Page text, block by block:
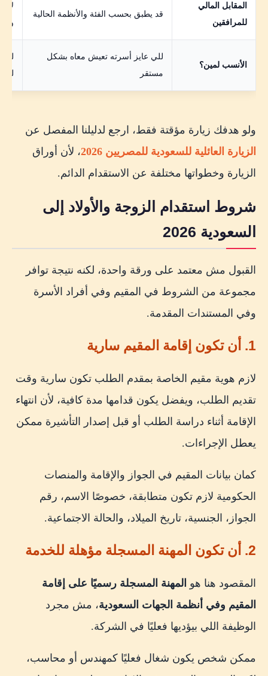
المقابل المالي
للمرافقين
قد يطبق بحسب الفئة والأنظمة الحالية
لا
الأنسب لمين؟
للي عايز أسرته تعيش معاه بشكل
مستقر
ولو هدفك زيارة مؤقتة فقط، ارجع لدليلنا المفصل عن
الزيارة العائلية للسعودية للمصريين 2026
، لأن أوراق
الزيارة وخطواتها مختلفة عن الاستقدام الدائم.
شروط استقدام الزوجة والأولاد إلى
السعودية 2026
القبول مش معتمد على ورقة واحدة، لكنه نتيجة توافر
مجموعة من الشروط في المقيم وفي أفراد الأسرة
وفي المستندات المقدمة.
1. أن تكون إقامة المقيم سارية
لازم هوية مقيم الخاصة بمقدم الطلب تكون سارية وقت
تقديم الطلب، ويفضل يكون قدامها مدة كافية، لأن انتهاء
الإقامة أثناء دراسة الطلب أو قبل إصدار التأشيرة ممكن
يعطل الإجراءات.
كمان بيانات المقيم في الجواز والإقامة والمنصات
الحكومية لازم تكون متطابقة، خصوصًا الاسم، رقم
الجواز، الجنسية، تاريخ الميلاد، والحالة الاجتماعية.
2. أن تكون المهنة المسجلة مؤهلة للخدمة
المقصود هنا هو المهنة المسجلة رسميًا على إقامة
المقيم وفي أنظمة الجهات السعودية، مش مجرد
الوظيفة اللي بيؤديها فعليًا في الشركة.
ممكن شخص يكون شغال فعليًا كمهندس أو محاسب،